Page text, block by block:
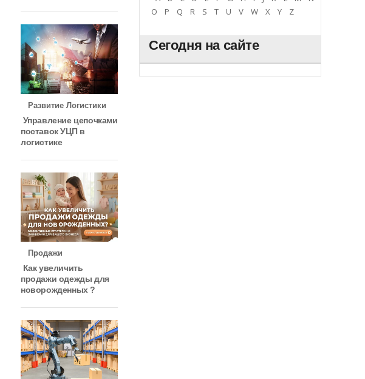
Развитие Логистики
Управление цепочками
поставок УЦП в
логистике
Продажи
Как увеличить
продажи одежды для
новорожденных ?
O
P Q R S T U V W X Y Z
Сегодня на сайте